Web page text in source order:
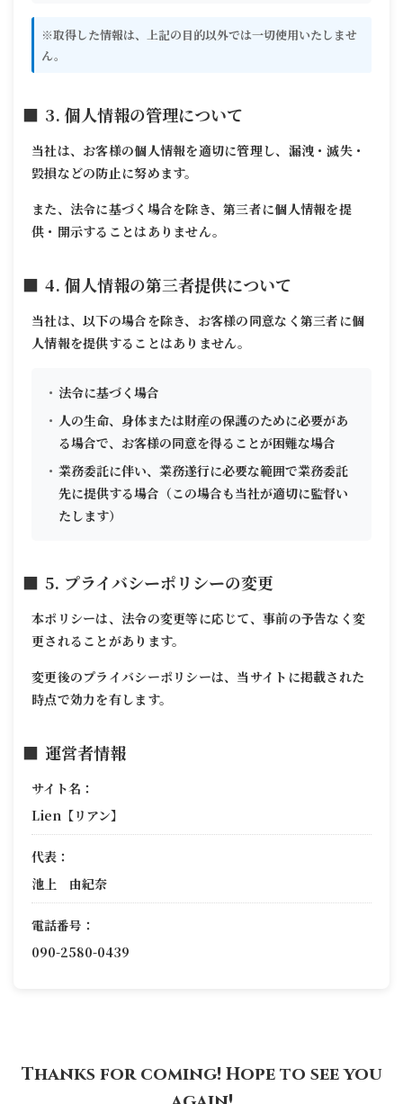
※取得した情報は、上記の目的以外では一切使用いたしませ
ん。
3. 個人情報の管理について
当社は、お客様の個人情報を適切に管理し、漏洩・滅失・
毀損などの防止に努めます。
また、法令に基づく場合を除き、第三者に個人情報を提
供・開示することはありません。
4. 個人情報の第三者提供について
当社は、以下の場合を除き、お客様の同意なく第三者に個
人情報を提供することはありません。
法令に基づく場合
人の生命、身体または財産の保護のために必要があ
る場合で、お客様の同意を得ることが困難な場合
業務委託に伴い、業務遂行に必要な範囲で業務委託
先に提供する場合（この場合も当社が適切に監督い
たします）
5. プライバシーポリシーの変更
本ポリシーは、法令の変更等に応じて、事前の予告なく変
更されることがあります。
変更後のプライバシーポリシーは、当サイトに掲載された
時点で効力を有します。
運営者情報
サイト名：
Lien【リアン】
代表：
池上 由紀奈
電話番号：
090-2580-0439
Thanks for coming! Hope to see you